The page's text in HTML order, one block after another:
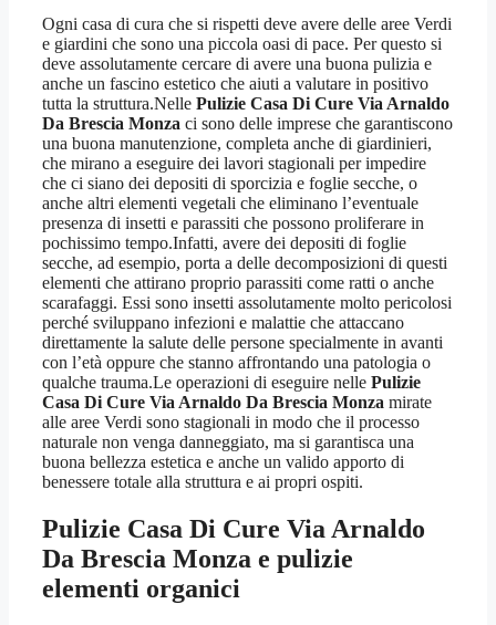
Ogni casa di cura che si rispetti deve avere delle aree Verdi
e giardini che sono una piccola oasi di pace. Per questo si
deve assolutamente cercare di avere una buona pulizia e
anche un fascino estetico che aiuti a valutare in positivo
tutta la struttura.Nelle Pulizie Casa Di Cure Via Arnaldo
Da Brescia Monza ci sono delle imprese che garantiscono
una buona manutenzione, completa anche di giardinieri,
che mirano a eseguire dei lavori stagionali per impedire
che ci siano dei depositi di sporcizia e foglie secche, o
anche altri elementi vegetali che eliminano l’eventuale
presenza di insetti e parassiti che possono proliferare in
pochissimo tempo.Infatti, avere dei depositi di foglie
secche, ad esempio, porta a delle decomposizioni di questi
elementi che attirano proprio parassiti come ratti o anche
scarafaggi. Essi sono insetti assolutamente molto pericolosi
perché sviluppano infezioni e malattie che attaccano
direttamente la salute delle persone specialmente in avanti
con l’età oppure che stanno affrontando una patologia o
qualche trauma.Le operazioni di eseguire nelle Pulizie
Casa Di Cure Via Arnaldo Da Brescia Monza mirate
alle aree Verdi sono stagionali in modo che il processo
naturale non venga danneggiato, ma si garantisca una
buona bellezza estetica e anche un valido apporto di
benessere totale alla struttura e ai propri ospiti.
Pulizie Casa Di Cure Via Arnaldo
Da Brescia Monza e pulizie
elementi organici